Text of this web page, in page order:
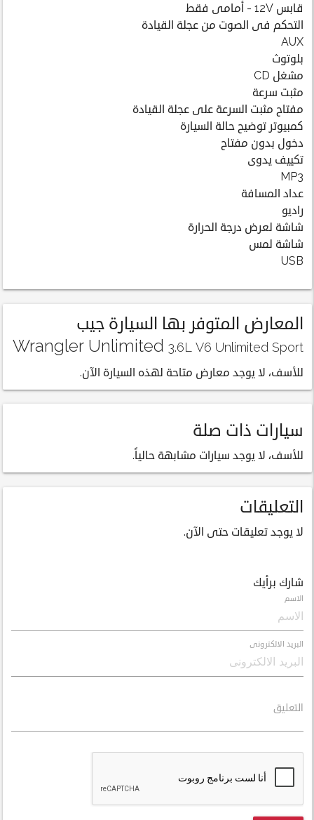
قابس 12V - أمامى فقط
التحكم فى الصوت من عجلة القيادة
AUX
بلوتوث
مشغل CD
مثبت سرعة
مفتاح مثبت السرعة على عجلة القيادة
كمبيوتر توضيح حالة السيارة
دخول بدون مفتاح
تكييف يدوى
MP3
عداد المسافة
راديو
شاشة لعرض درجة الحرارة
شاشة لمس
USB
المعارض المتوفر بها السيارة جيب
Wrangler Unlimited 3.6L V6 Unlimited Sport
للأسف، لا يوجد معارض متاحة لهذه السيارة الآن.
سيارات ذات صلة
للأسف، لا يوجد سيارات مشابهة حالياً.
التعليقات
لا يوجد تعليقات حتى الآن.
شارك برأيك
الاسم
البريد الالكترونى
التعليق